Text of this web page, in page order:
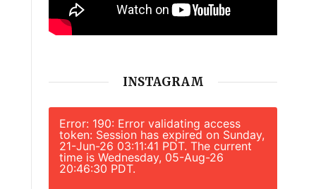
INSTAGRAM
Error: 190: Error validating access
token: Session has expired on Sunday,
21-Jun-26 03:11:41 PDT. The current
time is Wednesday, 05-Aug-26
20:46:30 PDT.